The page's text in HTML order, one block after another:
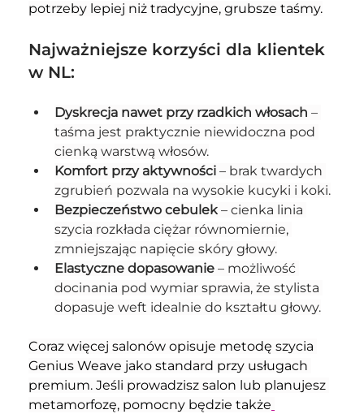
potrzeby lepiej niż tradycyjne, grubsze taśmy.
Najważniejsze korzyści dla klientek
w NL:
Dyskrecja nawet przy rzadkich włosach –
taśma jest praktycznie niewidoczna pod
cienką warstwą włosów.
Komfort przy aktywności – brak twardych
zgrubień pozwala na wysokie kucyki i koki.
Bezpieczeństwo cebulek – cienka linia
szycia rozkłada ciężar równomiernie,
zmniejszając napięcie skóry głowy.
Elastyczne dopasowanie – możliwość
docinania pod wymiar sprawia, że stylista
dopasuje weft idealnie do kształtu głowy.
Coraz więcej salonów opisuje metodę szycia
Genius Weave jako standard przy usługach
premium. Jeśli prowadzisz salon lub planujesz
metamorfozę, pomocny będzie także